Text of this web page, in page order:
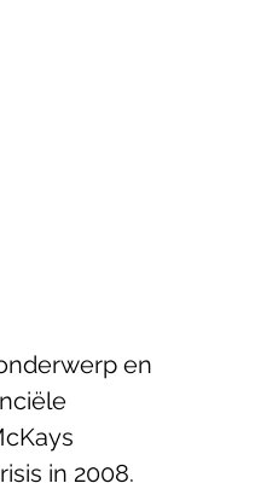
en
in 2008.